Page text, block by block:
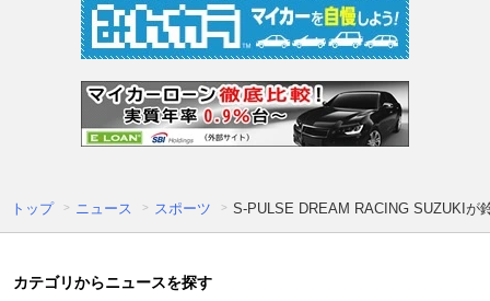
トップ ニュース スポーツ S-PULSE DREAM RACING SUZUKIが
カテゴリからニュースを探す